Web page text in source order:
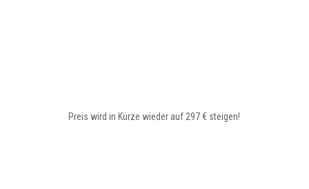
Preis wird in Kürze wieder auf 297 € steigen!